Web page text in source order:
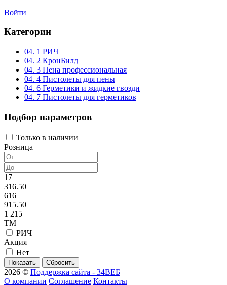
Войти
Категории
04. 1 РИЧ
04. 2 КронБилд
04. 3 Пена профессиональная
04. 4 Пистолеты для пены
04. 6 Герметики и жидкие гвозди
04. 7 Пистолеты для герметиков
Подбор параметров
Только в наличии
Розница
17
316.50
616
915.50
1 215
ТМ
РИЧ
Акция
Нет
2026 © Поддержка сайта - 34ВЕБ
О компании Соглашение Контакты